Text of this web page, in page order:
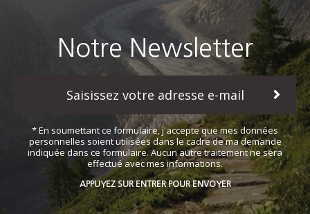
Notre Newsletter
* En soumettant ce formulaire, j'accepte que mes données
personnelles soient utilisées dans le cadre de ma demande
indiquée dans ce formulaire. Aucun autre traitement ne sera
effectué avec mes informations.
APPUYEZ SUR ENTRER POUR ENVOYER